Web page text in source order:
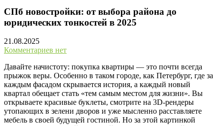
СПб новостройки: от выбора района до
юридических тонкостей в 2025
21.08.2025
Комментариев нет
Давайте начистоту: покупка квартиры — это почти всегда
прыжок веры. Особенно в таком городе, как Петербург, где за
каждым фасадом скрывается история, а каждый новый
квартал обещает стать «тем самым местом для жизни». Вы
открываете красивые буклеты, смотрите на 3D-рендеры
утопающих в зелени дворов и уже мысленно расставляете
мебель в своей будущей гостиной. Но за этой картинкой